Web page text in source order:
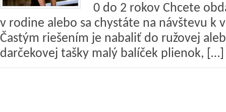
0 do 2 rokov Chcete
v rodine alebo sa chystáte na návštevu k
Častým riešením je nabaliť do ružovej
darčekovej tašky malý balíček plienok, […]